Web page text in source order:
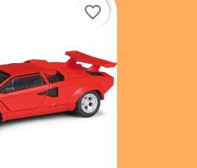
favorite_border